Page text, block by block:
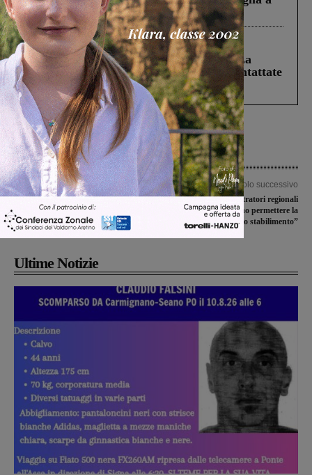
Levane nel 2020
Cronaca 5 Agosto 2026
Continuano le ricerche di Miah Billal. La
Prefettura: “In caso di avvistamento contattate
il 112”
Articolo precedente
Progetto cittadini attivi, doni alla
ASP-RSA Masaccio
Articolo successivo
Bekaert, “Gli amministratori regionali
e nazionali devono permettere la
salvezza lo stabilimento”
Ultime Notizie